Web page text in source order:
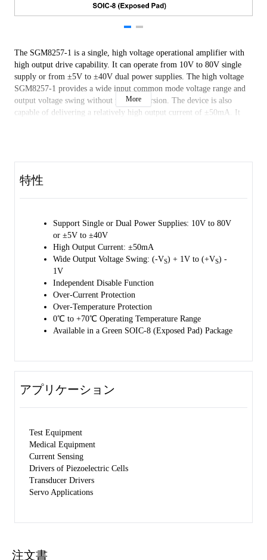
The SGM8257-1 is a single, high voltage operational amplifier with
high output drive capability. It can operate from 10V to 80V single
supply or from ±5V to ±40V dual power supplies. The high voltage
SGM8257-1 provides a wide input common mode voltage range and
output voltage swing without phase inversion. The device is also
capable of delivering a relatively high output current of ±50mA. It
which is an open-drain output. When either condition occurs, the
Additionally, the SGM8257-1 features a disable function. The E/D pin
can enable or disable the output stage independently without affecting
input signal transmission. The E/D COM pin serves as a common
return, simplifying the connection of the E/D pin to low-voltage logic
circuits. The disable function helps reduce power consumption and
protects the load when the amplifier output is not needed.
The SGM8257-1 is available in a Green SOIC-8 (Exposed Pad)
package. It is specified from 0℃ to +70℃ temperature range.
More
特性
Support Single or Dual Power Supplies: 10V to 80V
or ±5V to ±40V
High Output Current: ±50mA
Wide Output Voltage Swing: (-VS) + 1V to (+VS) -
1V
Independent Disable Function
Over-Current Protection
Over-Temperature Protection
0℃ to +70℃ Operating Temperature Range
Available in a Green SOIC-8 (Exposed Pad) Package
アプリケーション
Test Equipment
Medical Equipment
Current Sensing
Drivers of Piezoelectric Cells
Transducer Drivers
Servo Applications
注文書